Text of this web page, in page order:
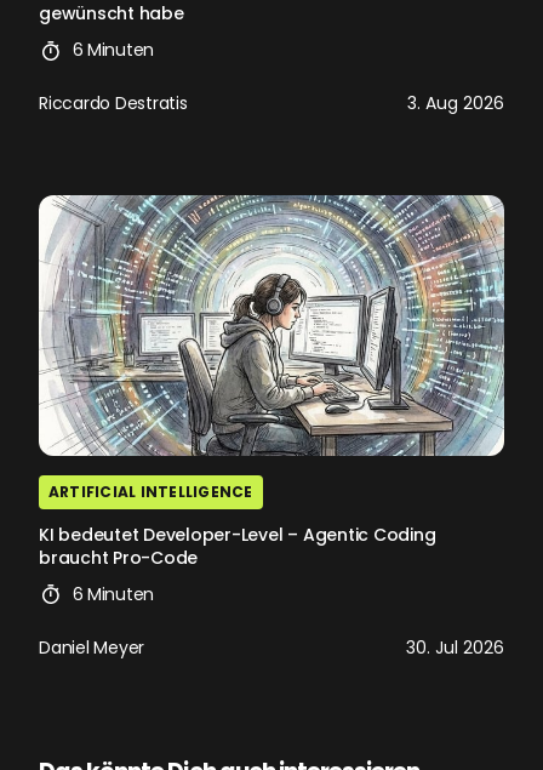
gewünscht habe
6 Minuten
Riccardo Destratis 3. Aug 2026
ARTIFICIAL INTELLIGENCE
KI bedeutet Developer-Level – Agentic Coding
braucht Pro-Code
6 Minuten
Daniel Meyer 30. Jul 2026